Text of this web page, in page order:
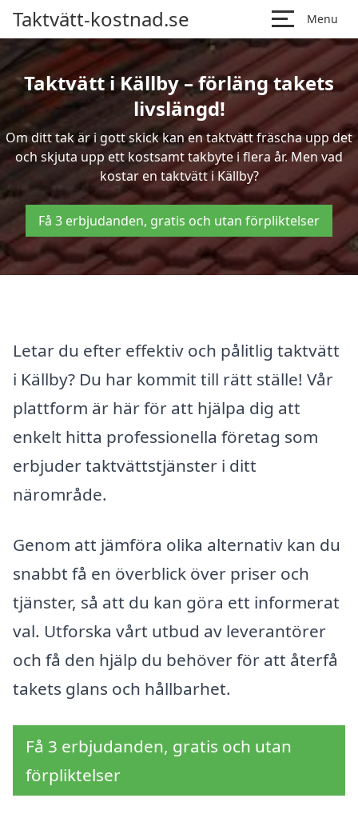
Taktvätt-kostnad.se Menu
Taktvätt i Källby – förläng takets
livslängd!
Om ditt tak är i gott skick kan en taktvätt fräscha upp det
och skjuta upp ett kostsamt takbyte i flera år. Men vad
kostar en taktvätt i Källby?
Få 3 erbjudanden, gratis och utan förpliktelser
Letar du efter effektiv och pålitlig taktvätt
i Källby? Du har kommit till rätt ställe! Vår
plattform är här för att hjälpa dig att
enkelt hitta professionella företag som
erbjuder taktvättstjänster i ditt
närområde.
Genom att jämföra olika alternativ kan du
snabbt få en överblick över priser och
tjänster, så att du kan göra ett informerat
val. Utforska vårt utbud av leverantörer
och få den hjälp du behöver för att återfå
takets glans och hållbarhet.
Få 3 erbjudanden, gratis och utan
förpliktelser